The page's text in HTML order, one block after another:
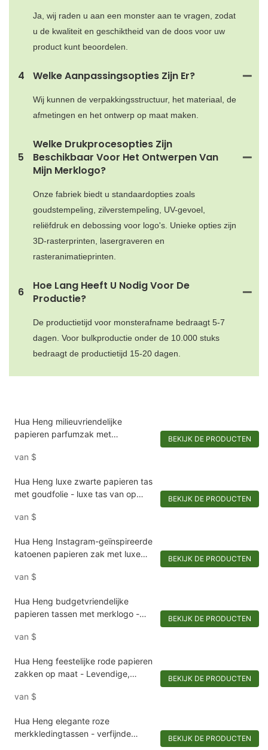
Ja, wij raden u aan een monster aan te vragen, zodat
u de kwaliteit en geschiktheid van de doos voor uw
product kunt beoordelen.
4 Welke Aanpassingsopties Zijn Er?
Wij kunnen de verpakkingsstructuur, het materiaal, de
afmetingen en het ontwerp op maat maken.
5
Welke Drukprocesopties Zijn
Beschikbaar Voor Het Ontwerpen Van
Mijn Merklogo?
Onze fabriek biedt u standaardopties zoals
goudstempeling, zilverstempeling, UV-gevoel,
reliëfdruk en debossing voor logo's. Unieke opties zijn
3D-rasterprinten, lasergraveren en
rasteranimatieprinten.
6
Hoe Lang Heeft U Nodig Voor De
Productie?
De productietijd voor monsterafname bedraagt ​​5-7
dagen. Voor bulkproductie onder de 10.000 stuks
bedraagt ​​de productietijd 15-20 dagen.
Hua Heng milieuvriendelijke
papieren parfumzak met
afbreekbare en stijlvolle verpakking
van $
BEKIJK DE PRODUCTEN
Hua Heng luxe zwarte papieren tas
met goudfolie - luxe tas van op
van $
BEKIJK DE PRODUCTEN
Hua Heng Instagram-geïnspireerde
katoenen papieren zak met luxe
van $
BEKIJK DE PRODUCTEN
Hua Heng budgetvriendelijke
papieren tassen met merklogo -
handvatten
van $
BEKIJK DE PRODUCTEN
Hua Heng feestelijke rode papieren
zakken op maat - Levendige,
vakantieverpakking
van $
BEKIJK DE PRODUCTEN
Hua Heng elegante roze
merkkledingtassen - verfijnde
BEKIJK DE PRODUCTEN